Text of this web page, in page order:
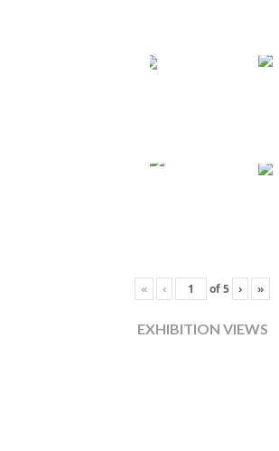
« ‹ of5 › »
EXHIBITION VIEWS